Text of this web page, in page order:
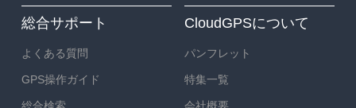
総合サポート
よくある質問
GPS操作ガイド
CloudGPSについて
パンフレット
特集一覧